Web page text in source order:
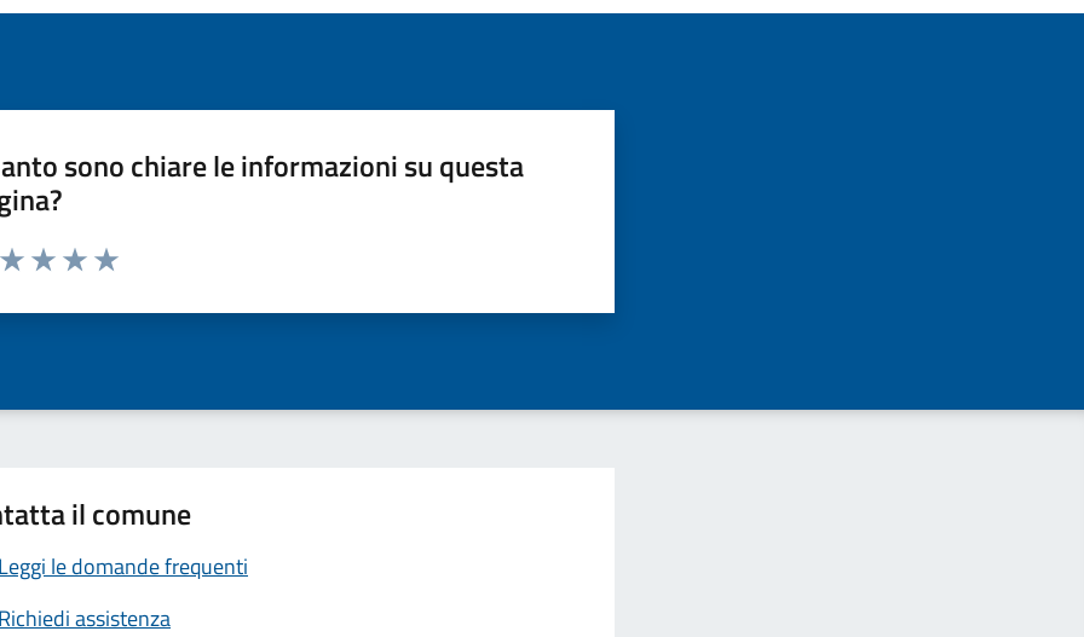
sono chiare le informazioni su questa
da 1 a 5 stelle la pagina
il comune
le domande frequenti
assistenza